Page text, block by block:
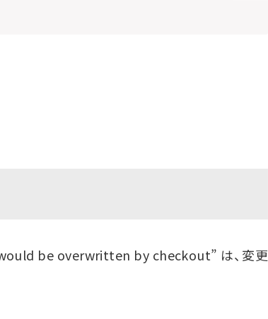
be overwritten by checkout” は、変更